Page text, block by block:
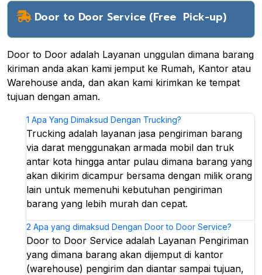
Door to Door Service (Free Pick-up)
Door to Door adalah Layanan unggulan dimana barang
kiriman anda akan kami jemput ke Rumah, Kantor atau
Warehouse anda, dan akan kami kirimkan ke tempat
tujuan dengan aman.
1 Apa Yang Dimaksud Dengan Trucking?
Trucking adalah layanan jasa pengiriman barang
via darat menggunakan armada mobil dan truk
antar kota hingga antar pulau dimana barang yang
akan dikirim dicampur bersama dengan milik orang
lain untuk memenuhi kebutuhan pengiriman
barang yang lebih murah dan cepat.
2 Apa yang dimaksud Dengan Door to Door Service?
Door to Door Service adalah Layanan Pengiriman
yang dimana barang akan dijemput di kantor
(warehouse) pengirim dan diantar sampai tujuan,